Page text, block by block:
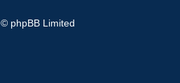
phpBB Limited